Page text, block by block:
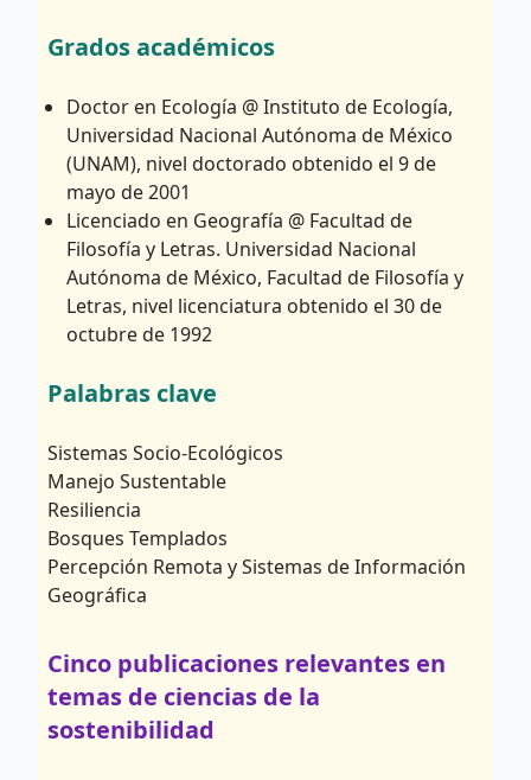
Grados académicos
Doctor en Ecología @ Instituto de Ecología,
Universidad Nacional Autónoma de México
(UNAM), nivel doctorado obtenido el 9 de
mayo de 2001
Licenciado en Geografía @ Facultad de
Filosofía y Letras. Universidad Nacional
Autónoma de México, Facultad de Filosofía y
Letras, nivel licenciatura obtenido el 30 de
octubre de 1992
Palabras clave
Sistemas Socio-Ecológicos
Manejo Sustentable
Resiliencia
Bosques Templados
Percepción Remota y Sistemas de Información
Geográfica
Cinco publicaciones relevantes en
temas de ciencias de la
sostenibilidad